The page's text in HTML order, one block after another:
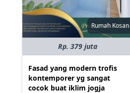
Rumah Kosan
Rp. 379 juta
Fasad yang modern trofis
kontemporer yg sangat
cocok buat iklim jogja